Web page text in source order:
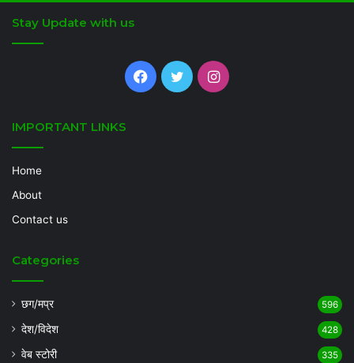
Stay Update with us
Facebook
TwitterInstagram
IMPORTANT LINKS
Home
About
Contact us
Categories
छग/मप्र 596
देश/विदेश 428
वेब स्टोरी 335